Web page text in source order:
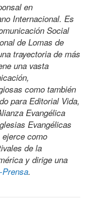
en
Internacional. Es
Social
de Lomas de
trayectoria de más
una vasta
como también
para Editorial Vida,
Evangélica
Evangélicas
como
de la
y dirige una
.